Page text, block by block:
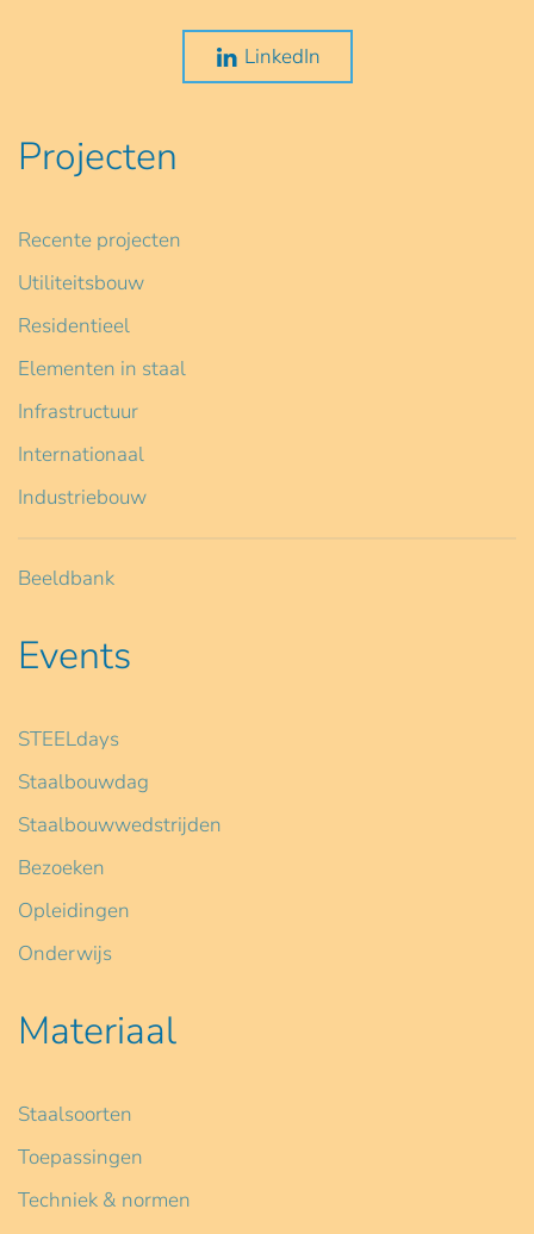
LinkedIn
Projecten
Recente projecten
Utiliteitsbouw
Residentieel
Elementen in staal
Infrastructuur
Internationaal
Industriebouw
Beeldbank
Events
STEELdays
Staalbouwdag
Staalbouwwedstrijden
Bezoeken
Opleidingen
Onderwijs
Materiaal
Staalsoorten
Toepassingen
Techniek & normen